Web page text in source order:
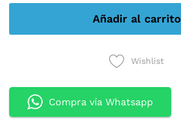
PUERTOS
3D
Añadir al carrito
Wishlist
Compra vía Whatsapp